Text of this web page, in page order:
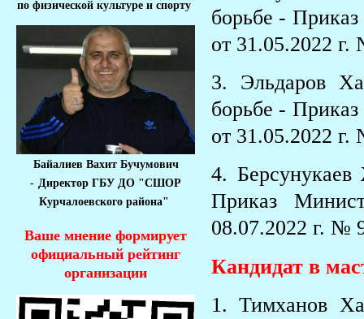
по физической культуре и спорту
Байалиев Вахит Бучумович
- Директор ГБУ ДО "СШОР
Курчалоевского района"
Ваше мнение формирует
официальный рейтинг
организации
борьбе -
от 31.05.2022 г.
3. Эльдаров
борьбе -
от 31.05.2022 г.
4.
Приказ
08.07.2022 г. №
Кандидат в
1. Тимханов